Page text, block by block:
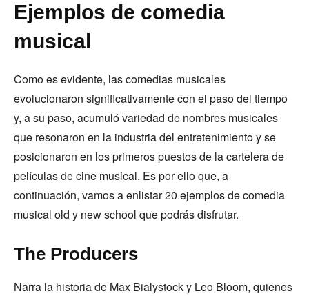
Ejemplos de comedia
musical
Como es evidente, las comedias musicales
evolucionaron significativamente con el paso del tiempo
y, a su paso, acumuló variedad de nombres musicales
que resonaron en la industria del entretenimiento y se
posicionaron en los primeros puestos de la cartelera de
películas de cine musical. Es por ello que, a
continuación, vamos a enlistar 20 ejemplos de comedia
musical old y new school que podrás disfrutar.
The Producers
Narra la historia de Max Bialystock y Leo Bloom, quienes